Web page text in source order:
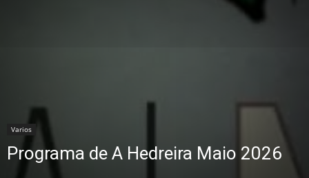
Varios
Programa de A Hedreira Maio 2026